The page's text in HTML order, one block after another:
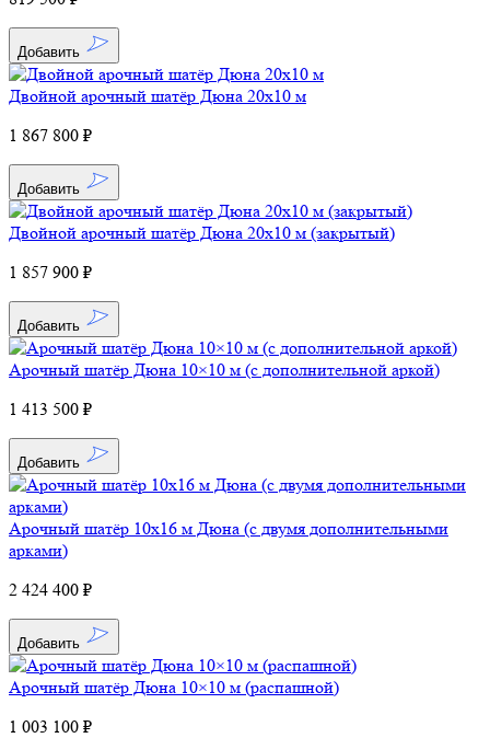
Добавить
Двойной арочный шатёр Дюна 20х10 м
1 867 800 ₽
Добавить
Двойной арочный шатёр Дюна 20х10 м (закрытый)
1 857 900 ₽
Добавить
Арочный шатёр Дюна 10×10 м (с дополнительной аркой)
1 413 500 ₽
Добавить
Арочный шатёр 10х16 м Дюна (с двумя дополнительными
арками)
2 424 400 ₽
Добавить
Арочный шатёр Дюна 10×10 м (распашной)
1 003 100 ₽